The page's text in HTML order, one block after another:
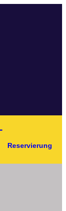
Reservierung